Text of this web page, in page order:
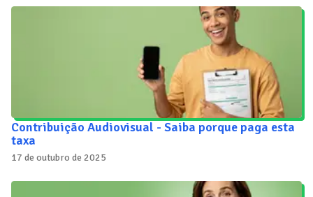
Contribuição Audiovisual - Saiba porque paga esta
taxa
17 de outubro de 2025